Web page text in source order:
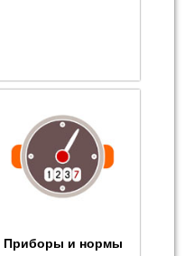
Приборы и нормы